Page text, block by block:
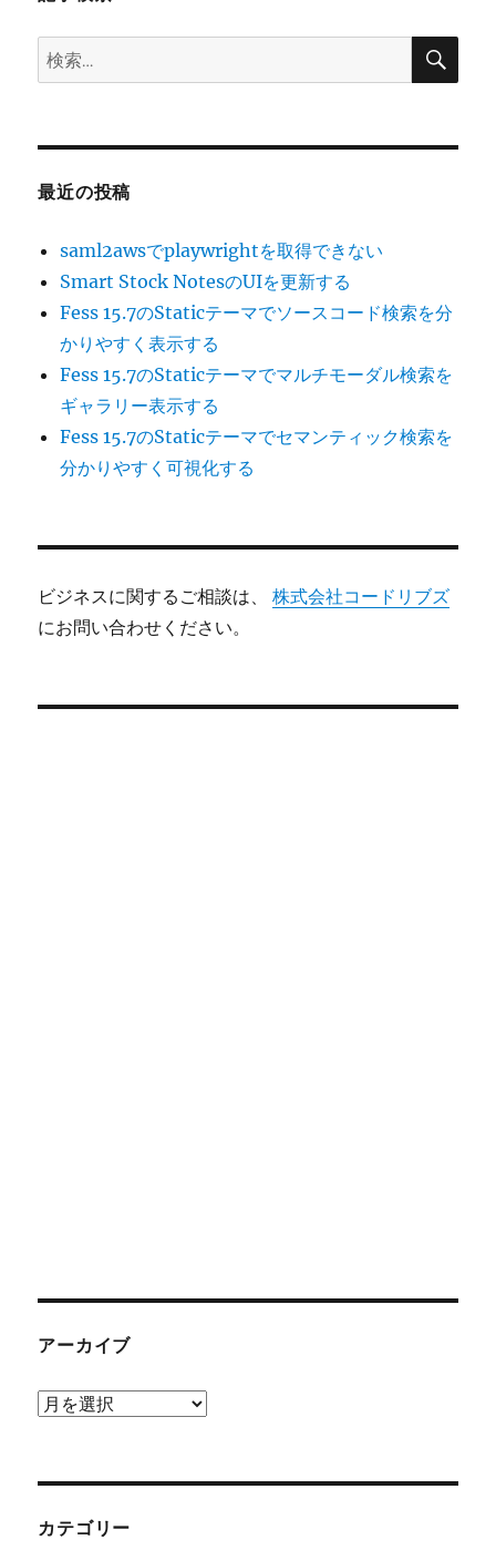
検
索:
検
最近の投稿
saml2awsでplaywrightを取得できない
Smart Stock NotesのUIを更新する
Fess 15.7のStaticテーマでソースコード検索を分
かりやすく表示する
Fess 15.7のStaticテーマでマルチモーダル検索を
ギャラリー表示する
Fess 15.7のStaticテーマでセマンティック検索を
分かりやすく可視化する
ビジネスに関するご相談は、株式会社コードリブズ
にお問い合わせください。
アーカイブ
ア
ブ
カテゴリー